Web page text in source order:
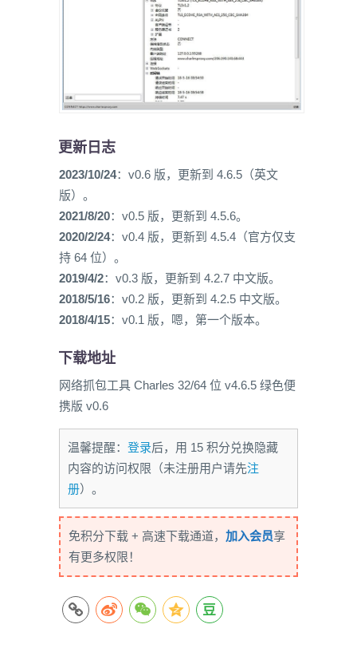
更新日志
2023/10/24：v0.6 版，更新到 4.6.5（英文
版）。
2021/8/20：v0.5 版，更新到 4.5.6。
2020/2/24：v0.4 版，更新到 4.5.4（官方仅支
持 64 位）。
2019/4/2：v0.3 版，更新到 4.2.7 中文版。
2018/5/16：v0.2 版，更新到 4.2.5 中文版。
2018/4/15：v0.1 版，嗯，第一个版本。
下载地址
网络抓包工具 Charles 32/64 位 v4.6.5 绿色便
携版 v0.6
温馨提醒： 登录后，用 15 积分兑换隐藏
内容的访问权限（未注册用户请先注
册）。
免积分下载 + 高速下载通道， 加入会员享
有更多权限！